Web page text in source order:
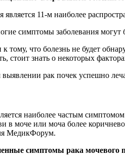
является 11-м наиболее
симптомы заболевания
тому, что болезнь не будет
стоит знать о некоторых
рак почек успешно
в моче или моча более
МедикФорум.
симптомы рака мочевого